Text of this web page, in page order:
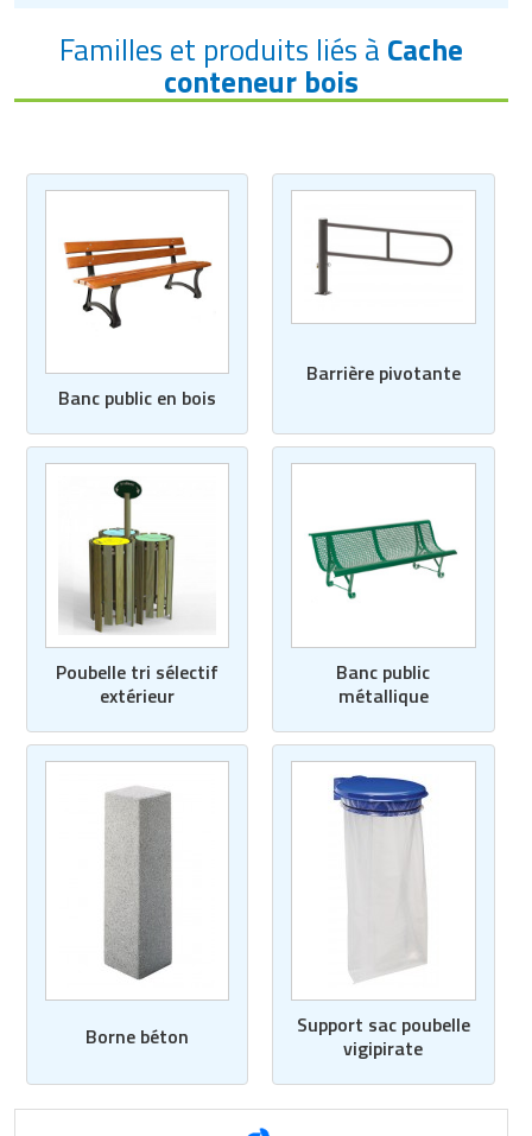
Familles et produits liés à Cache
conteneur bois
Banc public en bois
Barrière pivotante
Poubelle tri sélectif
extérieur
Banc public
métallique
Borne béton
Support sac poubelle
vigipirate